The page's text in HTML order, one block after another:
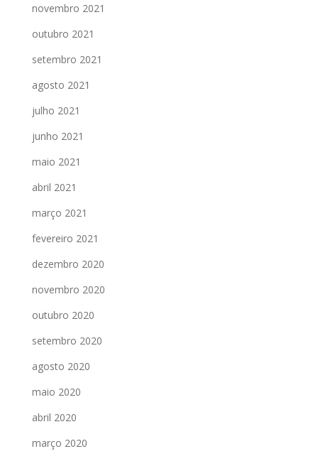
novembro 2021
outubro 2021
setembro 2021
agosto 2021
julho 2021
junho 2021
maio 2021
abril 2021
março 2021
fevereiro 2021
dezembro 2020
novembro 2020
outubro 2020
setembro 2020
agosto 2020
maio 2020
abril 2020
março 2020